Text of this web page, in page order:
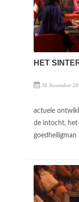
HET
30 November
actuele
de intocht, het
goedheiligman